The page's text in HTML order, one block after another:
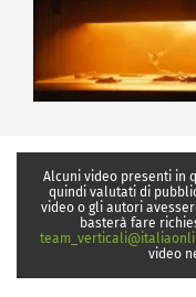
Alcuni video presenti in
quindi valutati di
video o gli autori
basterà fare
video